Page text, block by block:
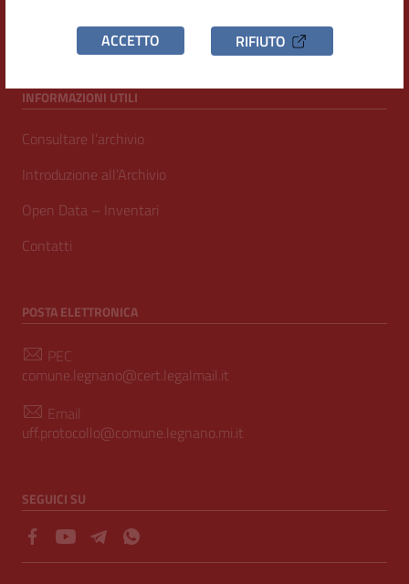
ACCETTO RIFIUTO
00807960158
INFORMAZIONI UTILI
Consultare l’archivio
Introduzione all’Archivio
Open Data – Inventari
Contatti
POSTA ELETTRONICA
PEC
comune.legnano@cert.legalmail.it
Email
uff.protocollo@comune.legnano.mi.it
SEGUICI SU